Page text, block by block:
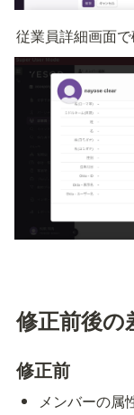
従業員詳細画面で
修正前後の
修正前
メンバーの属